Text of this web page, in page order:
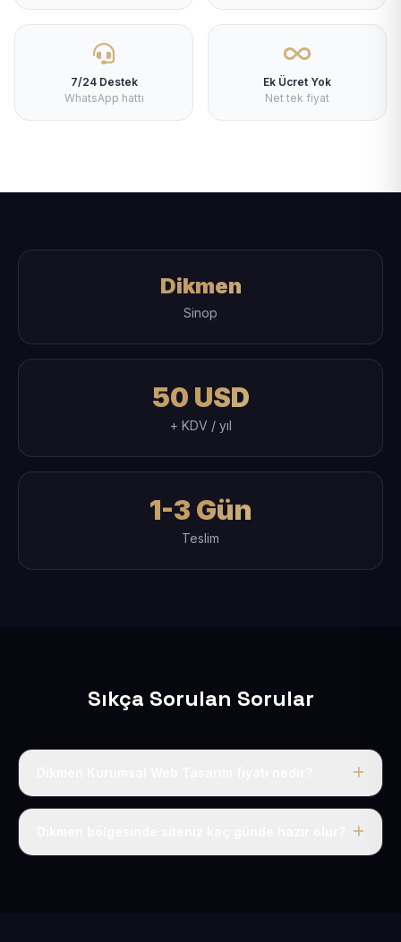
7/24 Destek
WhatsApp hattı
Ek Ücret Yok
Net tek fiyat
Dikmen
Sinop
50 USD
+ KDV / yıl
1-3 Gün
Teslim
Sıkça Sorulan Sorular
Tek fiyat uygulanır: yıllık 50 USD + KDV. Bu bedele alan